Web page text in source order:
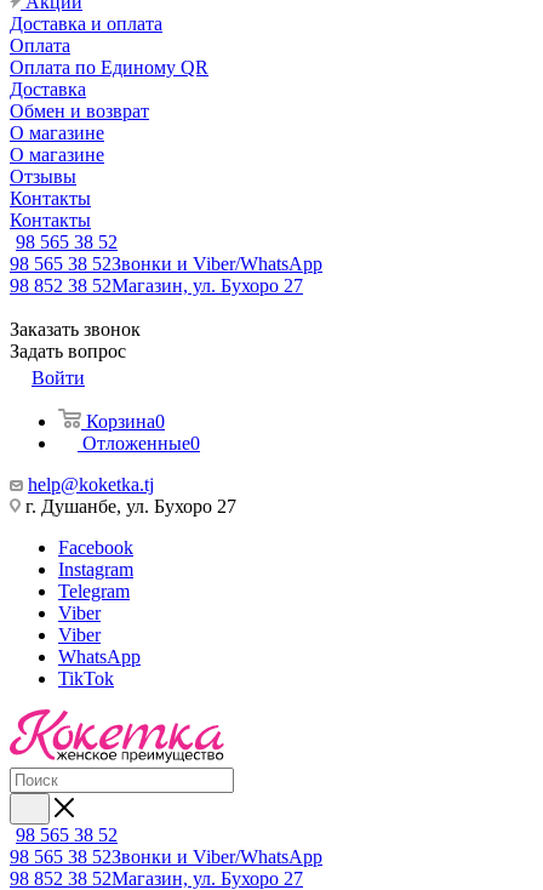
Доставка и оплата
Оплата
Оплата по Единому QR
Доставка
Обмен и возврат
О магазине
О магазине
Отзывы
Контакты
Контакты
98 565 38 52
98 565 38 52Звонки и Viber/WhatsApp
98 852 38 52Магазин, ул. Бухоро 27
Заказать звонок
Задать вопрос
Войти
Корзина0
Отложенные0
help@koketka.tj
г. Душанбе, ул. Бухоро 27
Facebook
Instagram
Telegram
Viber
Viber
WhatsApp
TikTok
98 565 38 52
98 565 38 52Звонки и Viber/WhatsApp
98 852 38 52Магазин, ул. Бухоро 27